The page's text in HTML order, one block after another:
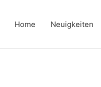
Home Neuigkeiten